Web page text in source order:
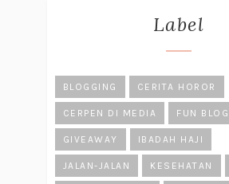
Label
BLOGGING CERITA HOROR
CERPEN DI MEDIA FUN
GIVEAWAY IBADAH HAJI
JALAN-JALAN KESEHATAN